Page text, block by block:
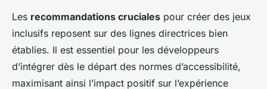
Les recommandations cruciales pour créer des jeux
inclusifs reposent sur des lignes directrices bien
établies. Il est essentiel pour les développeurs
d’intégrer dès le départ des normes d’accessibilité,
maximisant ainsi l’impact positif sur l’expérience